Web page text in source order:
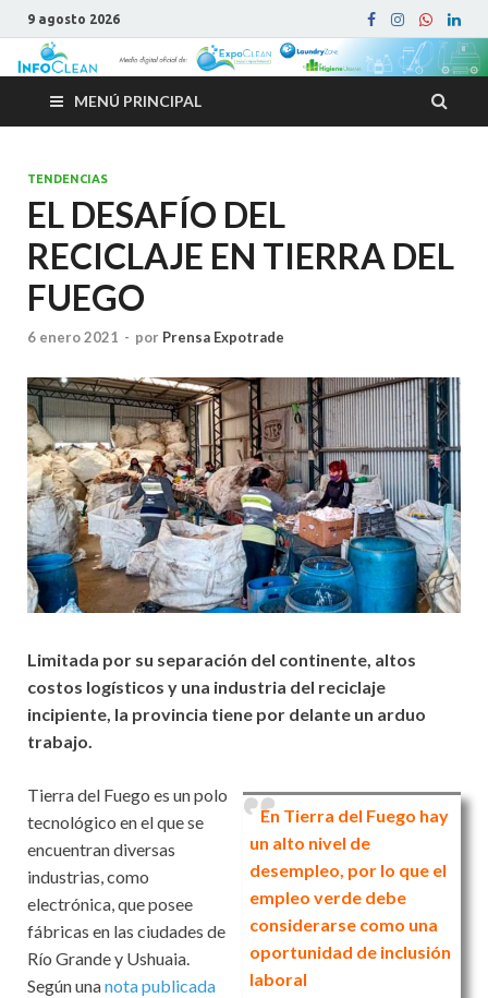
9 agosto 2026
MENÚ PRINCIPAL
TENDENCIAS
EL DESAFÍO DEL
RECICLAJE EN TIERRA DEL
FUEGO
6 enero 2021 - por Prensa Expotrade
Limitada por su separación del continente, altos
costos logísticos y una industria del reciclaje
incipiente, la provincia tiene por delante un arduo
trabajo.
En Tierra del Fuego hay
un alto nivel de
desempleo, por lo que el
empleo verde debe
considerarse como una
oportunidad de inclusión
laboral
Tierra del Fuego es un polo
tecnológico en el que se
encuentran diversas
industrias, como
electrónica, que posee
fábricas en las ciudades de
Río Grande y Ushuaia.
Según unanota publicada